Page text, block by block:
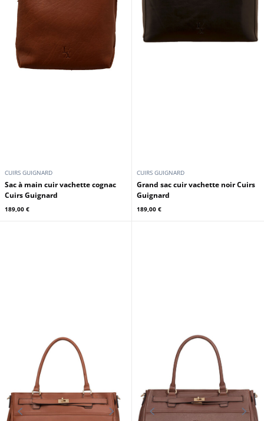
CUIRS GUIGNARD
Sac à main cuir vachette cognac
Cuirs Guignard
189,00 €
CUIRS GUIGNARD
Grand sac cuir vachette noir Cuirs
Guignard
189,00 €